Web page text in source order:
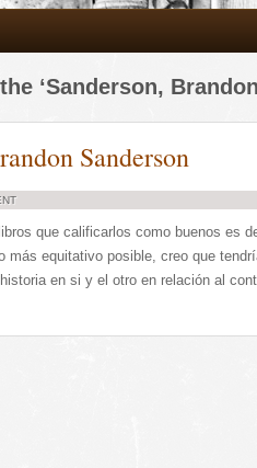
‘Sanderson,
Sanderson
que calificarlos como buenos es
equitativo posible, creo que
en si y el otro en relación al